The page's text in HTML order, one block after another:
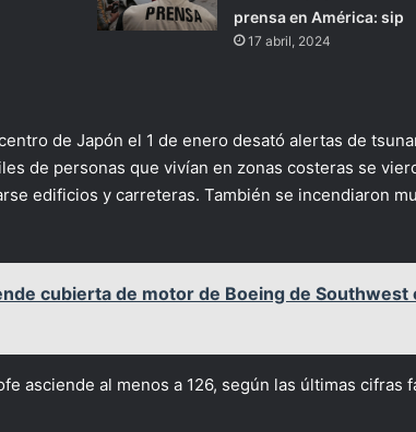
prensa en América: sip
17 abril, 2024
de Japón el 1 de enero desató alertas de
de personas que vivían en zonas costeras se
edificios y carreteras. También se incendiaron
cubierta de motor de Boeing de Southwest
asciende al menos a 126, según las últimas cifras